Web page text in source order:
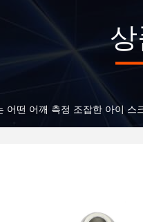
어떤 어깨 측정 조잡한 아이 스